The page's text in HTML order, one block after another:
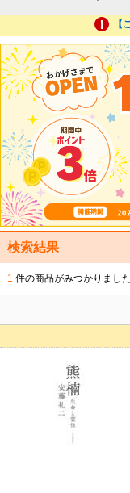
【
検索結果
1 件の商品がみつかりました